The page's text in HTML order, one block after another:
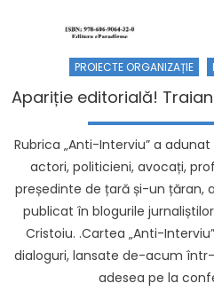
PROIECTE ORGANIZAȚIE
Apariție editorială! Traian
Rubrica „Anti-Interviu” a
actori, politicieni, avocați,
președinte de țară și-un țăran,
publicat în blogurile
Cristoiu. .Cartea „Anti-
dialoguri, lansate de-acum
adesea pe la